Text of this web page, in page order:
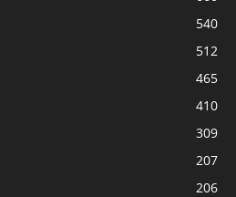
540
512
465
410
309
207
206